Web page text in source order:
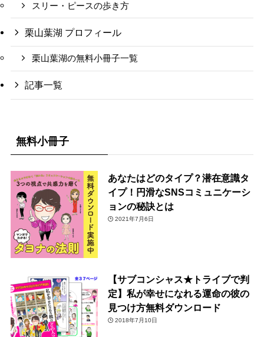
スリー・ピースの歩き方
栗山葉湖 プロフィール
栗山葉湖の無料小冊子一覧
記事一覧
無料小冊子
あなたはどのタイプ？潜在意識タ
イプ！円滑なSNSコミュニケーシ
ョンの秘訣とは
2021年7月6日
【サブコンシャス★トライブで判
定】私が幸せになれる運命の彼の
見つけ方無料ダウンロード
2018年7月10日